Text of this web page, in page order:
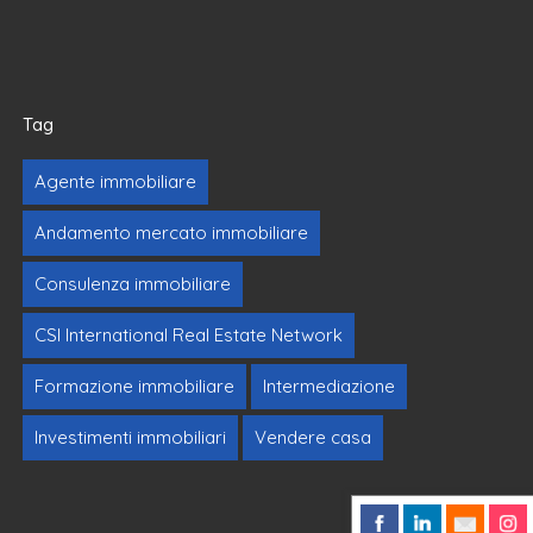
Tag
Agente immobiliare
Andamento mercato immobiliare
Consulenza immobiliare
CSI International Real Estate Network
Formazione immobiliare Intermediazione
Investimenti immobiliari Vendere casa